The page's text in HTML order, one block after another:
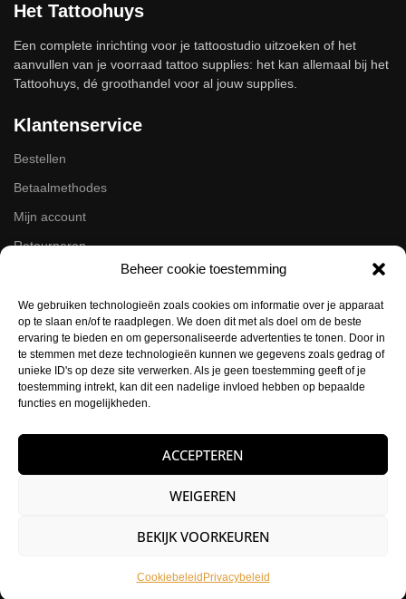
Beheer cookie toestemming
We gebruiken technologieën zoals cookies om informatie over je apparaat
op te slaan en/of te raadplegen. We doen dit met als doel om de beste
ervaring te bieden en om gepersonaliseerde advertenties te tonen. Door in
te stemmen met deze technologieën kunnen we gegevens zoals gedrag of
unieke ID's op deze site verwerken. Als je geen toestemming geeft of je
toestemming intrekt, kan dit een nadelige invloed hebben op bepaalde
functies en mogelijkheden.
ACCEPTEREN
WEIGEREN
BEKIJK VOORKEUREN
Cookiebeleid Privacybeleid
Het Tattoohuys
Een complete inrichting voor je tattoostudio uitzoeken of het
aanvullen van je voorraad tattoo supplies: het kan allemaal bij het
Tattoohuys, dé groothandel voor al jouw supplies.
Klantenservice
Bestellen
Betaalmethodes
Mijn account
Retourneren
Volg ons op de socials
Instagram
Facebook
Contactgegevens
info@hettattoohuys.nl